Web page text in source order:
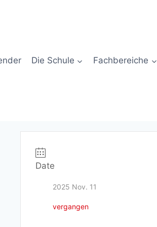
Die Schule Fachbereiche
Date
2025 Nov. 11
vergangen